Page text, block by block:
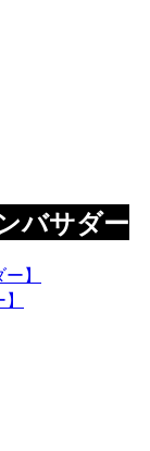
バサダー